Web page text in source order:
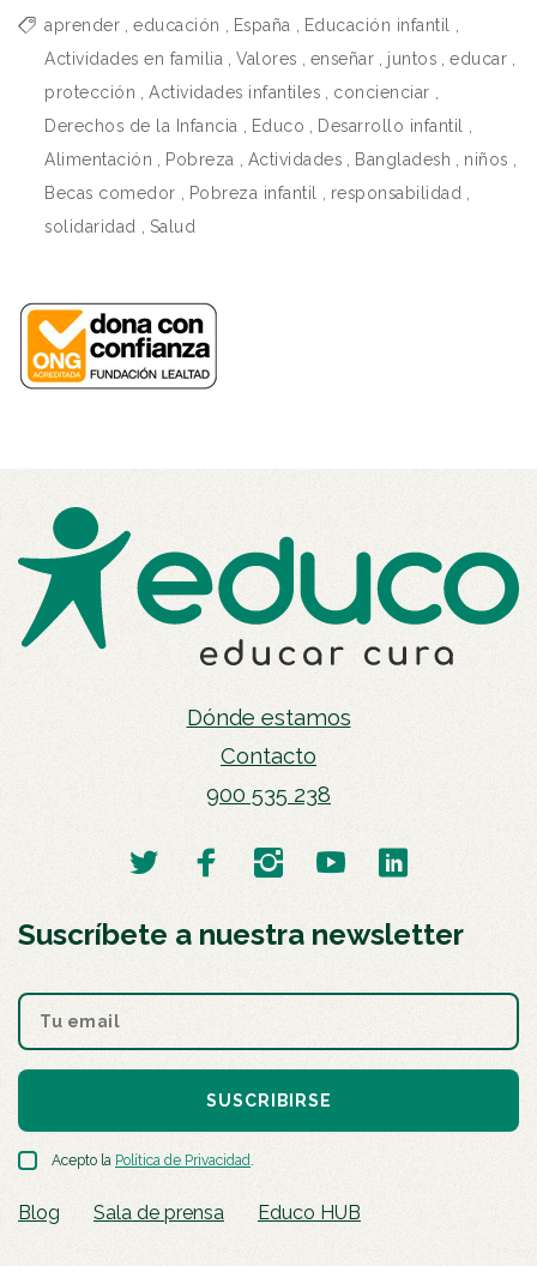
aprender , educación , España , Educación infantil ,
Actividades en familia , Valores , enseñar , juntos , educar ,
protección , Actividades infantiles , concienciar ,
Derechos de la Infancia , Educo , Desarrollo infantil ,
Alimentación , Pobreza , Actividades , Bangladesh , niños ,
Becas comedor , Pobreza infantil , responsabilidad ,
solidaridad , Salud
Dónde estamos
Contacto
900 535 238
Suscríbete a nuestra newsletter
SUSCRIBIRSE
Acepto la Política de Privacidad.
Blog Sala de prensa Educo HUB